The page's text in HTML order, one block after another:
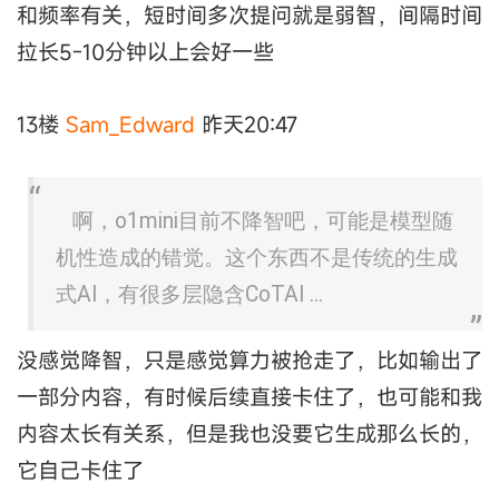
和频率有关，短时间多次提问就是弱智，间隔时间
拉长5-10分钟以上会好一些
13楼 Sam_Edward 昨天20:47
啊，o1mini目前不降智吧，可能是模型随
机性造成的错觉。这个东西不是传统的生成
式AI，有很多层隐含CoTAI ...
没感觉降智，只是感觉算力被抢走了，比如输出了
一部分内容，有时候后续直接卡住了，也可能和我
内容太长有关系，但是我也没要它生成那么长的，
它自己卡住了